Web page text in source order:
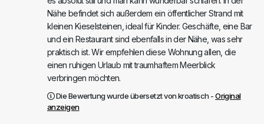
Nähe befindet sich außerdem ein öffentlicher Strand mit
kleinen Kieselsteinen, ideal für Kinder. Geschäfte, eine Bar
und ein Restaurant sind ebenfalls in der Nähe, was sehr
praktisch ist. Wir empfehlen diese Wohnung allen, die
einen ruhigen Urlaub mit traumhaftem Meerblick
verbringen möchten.
Die Bewertung wurde übersetzt von kroatisch -Original
anzeigen